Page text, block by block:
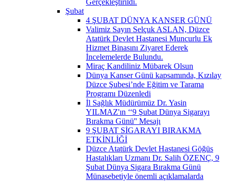
Şubat
4 ŞUBAT DÜNYA KANSER GÜNÜ
Valimiz Sayın Selçuk ASLAN, Düzce
Atatürk Devlet Hastanesi Muncurlu Ek
Hizmet Binasını Ziyaret Ederek
İncelemelerde Bulundu.
Miraç Kandiliniz Mübarek Olsun
Dünya Kanser Günü kapsamında, Kızılay
Düzce Şubesi’nde Eğitim ve Tarama
Programı Düzenledi
İl Sağlık Müdürümüz Dr. Yasin
YILMAZ'ın ‘‘9 Şubat Dünya Sigarayı
Bırakma Günü'' Mesajı
9 ŞUBAT SİGARAYI BIRAKMA
ETKİNLİĞİ
Düzce Atatürk Devlet Hastanesi Göğüs
Hastalıkları Uzmanı Dr. Salih ÖZENÇ, 9
Şubat Dünya Sigara Bırakma Günü
Münasebetiyle önemli açıklamalarda